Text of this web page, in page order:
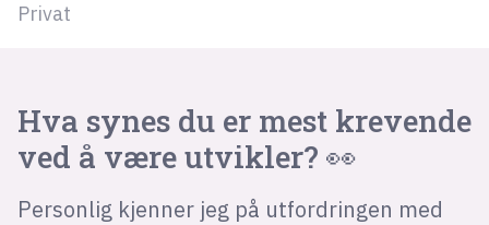
Privat
Hva synes du er mest krevende
ved å være utvikler? 👀
Personlig kjenner jeg på utfordringen med